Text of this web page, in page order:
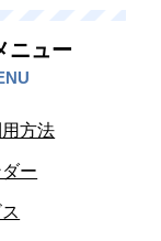
ニュー
方法
ー